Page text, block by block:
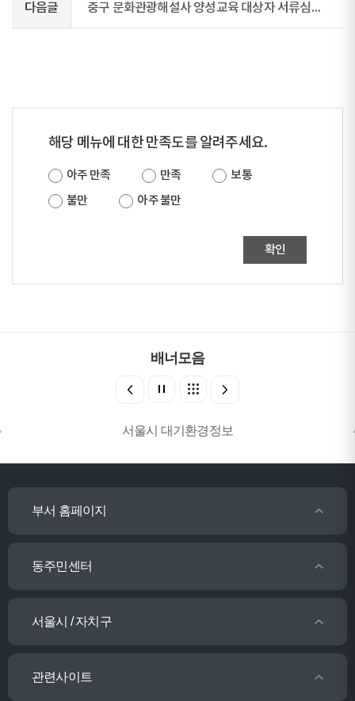
다음글 중구 문화관광해설사 양성교육 대상자 서류심사 합격자 및 면접심사 일정 공고
해당 메뉴에 대한 만족도를 알려주세요.
아주 만족 만족
보통
불만
아주 불만
확인
배너모음
서울시 대기환경정보
부서 홈페이지
동주민센터
서울시 / 자치구
관련사이트